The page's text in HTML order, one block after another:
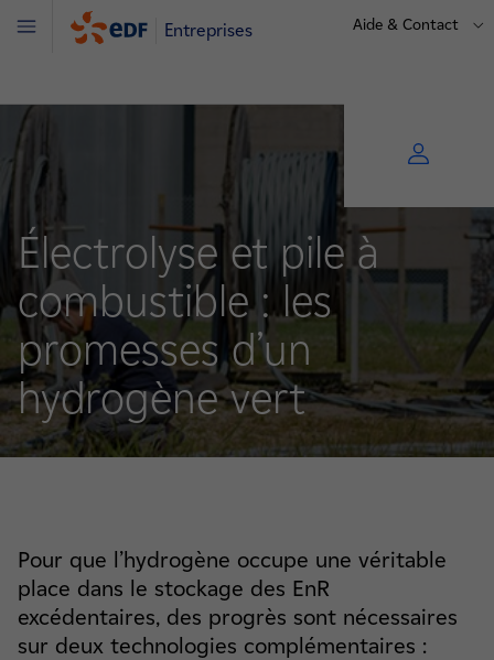
Entreprises Aide & Contact
Menu
Électrolyse et pile à
combustible : les
promesses d’un
hydrogène vert
Pour que l’hydrogène occupe une véritable
place dans le stockage des EnR
excédentaires, des progrès sont nécessaires
sur deux technologies complémentaires :